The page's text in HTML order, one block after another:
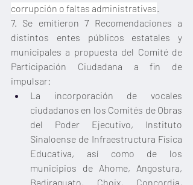
corrupción o faltas administrativas.
7. Se emitieron 7 Recomendaciones a
distintos entes públicos estatales y
municipales a propuesta del Comité de
Participación Ciudadana a fin de
impulsar:
La incorporación de vocales
ciudadanos en los Comités de Obras
del Poder Ejecutivo, Instituto
Sinaloense de Infraestructura Física
Educativa, así como de los
municipios de Ahome, Angostura,
Badiraguato, Choix, Concordia,